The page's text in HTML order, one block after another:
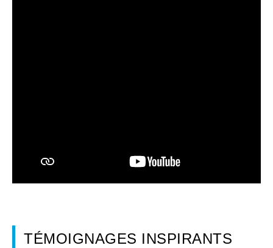
TÉMOIGNAGES INSPIRANTS